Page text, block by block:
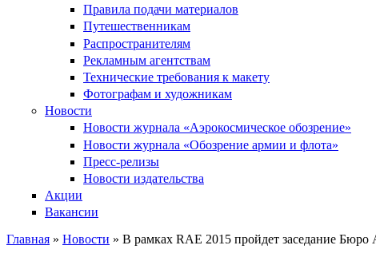
Правила подачи материалов
Путешественникам
Распространителям
Рекламным агентствам
Технические требования к макету
Фотографам и художникам
Новости
Новости журнала «Аэрокосмическое обозрение»
Новости журнала «Обозрение армии и флота»
Пресс-релизы
Новости издательства
Акции
Вакансии
Главная » Новости » В рамках RAE 2015 пройдет заседание